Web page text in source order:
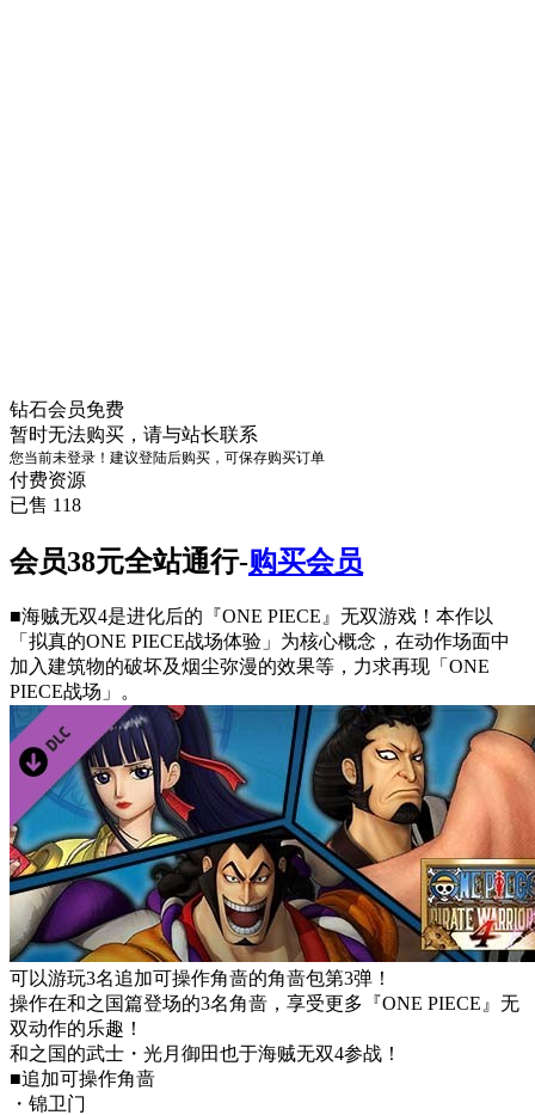
钻石会员免费
暂时无法购买，请与站长联系
您当前未登录！建议登陆后购买，可保存购买订单
付费资源
已售 118
会员38元全站通行-购买会员
■海贼无双4是进化后的『ONE PIECE』无双游戏！本作以
「拟真的ONE PIECE战场体验」为核心概念，在动作场面中
加入建筑物的破坏及烟尘弥漫的效果等，力求再现「ONE
PIECE战场」。
可以游玩3名追加可操作角啬的角啬包第3弹！
操作在和之国篇登场的3名角啬，享受更多『ONE PIECE』无
双动作的乐趣！
和之国的武士・光月御田也于海贼无双4参战！
■追加可操作角啬
・锦卫门